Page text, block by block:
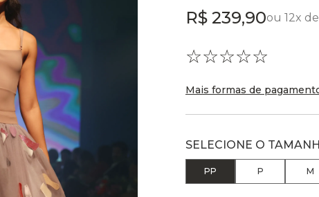
R$ 239,90ou 12x de
☆☆☆☆☆
Mais formas de
PP P M